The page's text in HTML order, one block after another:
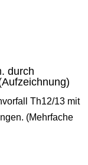
durch
Th12/13 mit
(Mehrfache